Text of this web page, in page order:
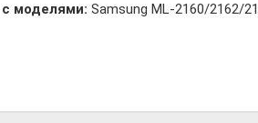
моделями: Samsung ML-2160/2162/